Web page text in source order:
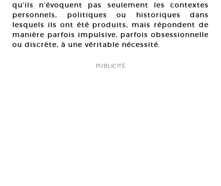
qu’ils n’évoquent pas seulement les contextes
personnels, politiques ou historiques dans
lesquels ils ont été produits, mais répondent de
manière parfois impulsive, parfois obsessionnelle
ou discrète, à une véritable nécessité.
PUBLICITÉ